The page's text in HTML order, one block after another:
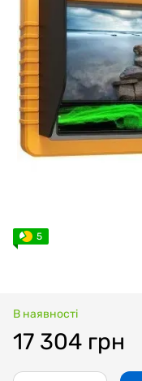
5
В наявності
17 304 грн